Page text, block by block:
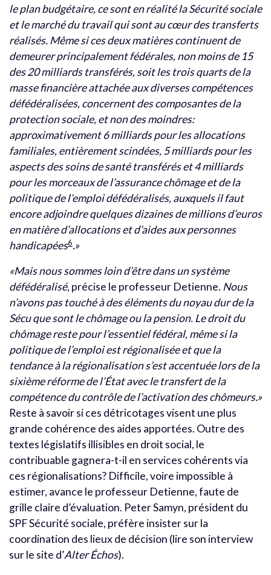
le plan budgétaire, ce sont en réalité la Sécurité sociale
et le marché du travail qui sont au cœur des transferts
réalisés. Même si ces deux matières continuent de
demeurer principalement fédérales, non moins de 15
des 20 milliards transférés, soit les trois quarts de la
masse financière attachée aux diverses compétences
défédéralisées, concernent des composantes de la
protection sociale, et non des moindres:
approximativement 6 milliards pour les allocations
familiales, entièrement scindées, 5 milliards pour les
aspects des soins de santé transférés et 4 milliards
pour les morceaux de l’assurance chômage et de la
politique de l’emploi défédéralisés, auxquels il faut
encore adjoindre quelques dizaines de millions d’euros
en matière d’allocations et d’aides aux personnes
handicapées6.»
«Mais nous sommes loin d’être dans un système
défédéralisé, précise le professeur Detienne. Nous
n’avons pas touché à des éléments du noyau dur de la
Sécu que sont le chômage ou la pension. Le droit du
chômage reste pour l’essentiel fédéral, même si la
politique de l’emploi est régionalisée et que la
tendance à la régionalisation s’est accentuée lors de la
sixième réforme de l’État avec le transfert de la
compétence du contrôle de l’activation des chômeurs.»
Reste à savoir si ces détricotages visent une plus
grande cohérence des aides apportées. Outre des
textes législatifs illisibles en droit social, le
contribuable gagnera-t-il en services cohérents via
ces régionalisations? Difficile, voire impossible à
estimer, avance le professeur Detienne, faute de
grille claire d’évaluation. Peter Samyn, président du
SPF Sécurité sociale, préfère insister sur la
coordination des lieux de décision (lire son interview
sur le site d’Alter Échos).